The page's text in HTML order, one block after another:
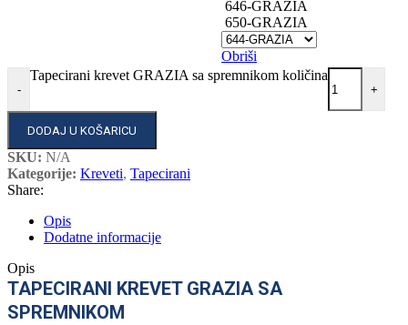
646-GRAZIA
650-GRAZIA
Obriši
-
Tapecirani krevet GRAZIA sa spremnikom količina
+
DODAJ U KOŠARICU
SKU: N/A
Kategorije: Kreveti, Tapecirani
Share:
Opis
Dodatne informacije
Opis
TAPECIRANI KREVET GRAZIA SA
SPREMNIKOM